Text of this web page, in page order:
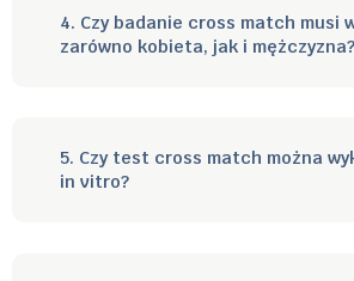
4. Czy badanie cross match musi
zarówno kobieta, jak i mężczyzna?
5. Czy test cross match można
in vitro?